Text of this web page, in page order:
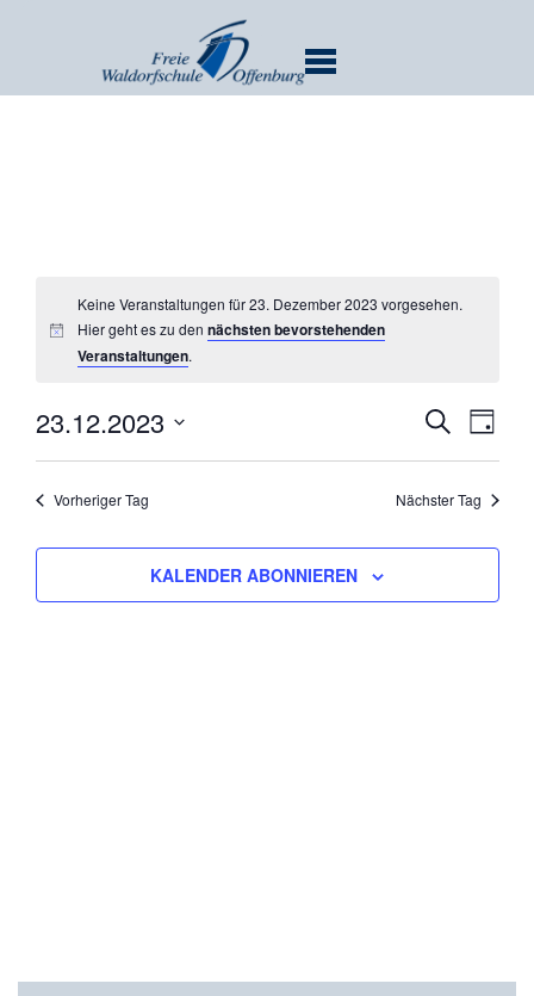
Keine Veranstaltungen für 23. Dezember 2023 vorgesehen.
Hier geht es zu den nächsten bevorstehenden
Veranstaltungen.
Suche
und
SUCHE
TAG
23.12.2023
Datum
wählen.
Vorheriger Tag Nächster Tag
KALENDER ABONNIEREN